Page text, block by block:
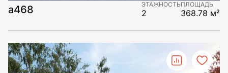
а468 ЭТАЖНОСТЬ
2
ПЛОЩАДЬ
368.78 м²